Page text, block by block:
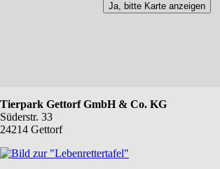
Ja, bitte Karte anzeigen
Tierpark Gettorf GmbH & Co. KG
Süderstr. 33
24214 Gettorf